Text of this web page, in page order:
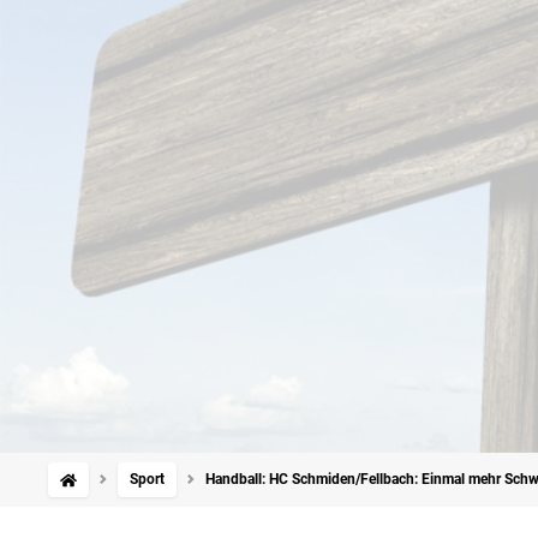
Sport Handball: HC Schmiden/Fellbach: Einmal mehr